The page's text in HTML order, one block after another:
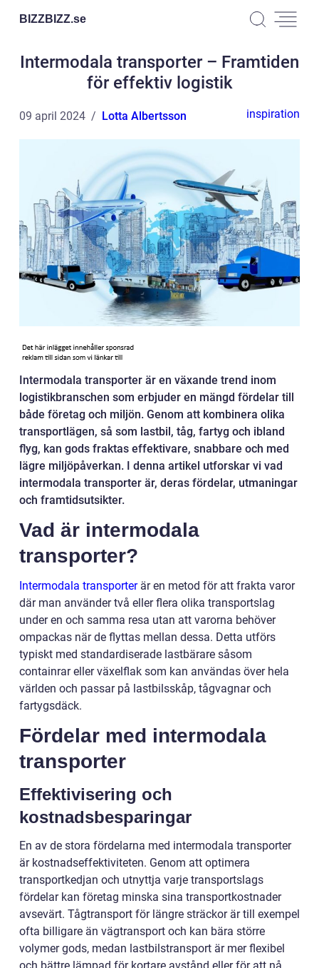
BIZZBIZZ.se
Intermodala transporter – Framtiden
för effektiv logistik
09 april 2024 Lotta Albertsson inspiration
Intermodala transporter är en växande trend inom
logistikbranschen som erbjuder en mängd fördelar till
både företag och miljön. Genom att kombinera olika
transportlägen, så som lastbil, tåg, fartyg och ibland
flyg, kan gods fraktas effektivare, snabbare och med
lägre miljöpåverkan. I denna artikel utforskar vi vad
intermodala transporter är, deras fördelar, utmaningar
och framtidsutsikter.
Vad är intermodala
transporter?
Intermodala transporterär en metod för att frakta varor
där man använder två eller flera olika transportslag
under en och samma resa utan att varorna behöver
ompackas när de flyttas mellan dessa. Detta utförs
typiskt med standardiserade lastbärare såsom
containrar eller växelflak som kan användas över hela
världen och passar på lastbilsskåp, tågvagnar och
fartygsdäck.
Fördelar med intermodala
transporter
Effektivisering och
kostnadsbesparingar
En av de stora fördelarna med intermodala transporter
är kostnadseffektiviteten. Genom att optimera
transportkedjan och utnyttja varje transportslags
fördelar kan företag minska sina transportkostnader
avsevärt. Tågtransport för längre sträckor är till exempel
ofta billigare än vägtransport och kan bära större
volymer gods, medan lastbilstransport är mer flexibel